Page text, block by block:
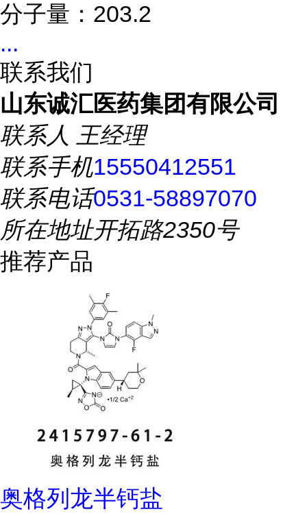
分子量：203.2
...
联系我们
山东诚汇医药集团有限公司
联系人 王经理
联系手机15550412551
联系电话0531-58897070
所在地址开拓路2350号
推荐产品
奥格列龙半钙盐